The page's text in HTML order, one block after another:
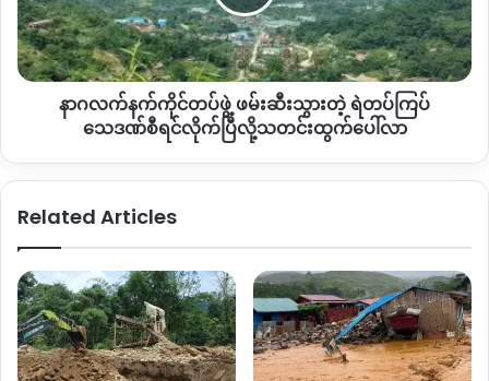
ပြီးခဲ့တဲ့ ဇူလိုင်လကုန်ပိုင်းက နမ့်ဖတ်ကာမှာရှိတဲ့ မူလတန်းကျောင်း
တစ်ကျောင်းကိုTNLAမှ ကျောင်းပိတ်ဖို့ စာပို့ထားတာရှိသလို ဇွန်လ
ကလည်း ကျေးရွာအတွင်း စားသင်ကျောင်း ၄ ကျောင်းခန့်ကို ကချင်
လွတ်လပ်ရေးတပ်မတော် KIA မှ ကျောင်းပိတ်ရန် စာပို့ခဲ့တာတွေရှိခဲ့
ပါတယ်။
ဒါကြောင့်လည်း စစ်ကောင်စီဘက်မှ ကျေးရွာအတွင်း
စာသင်ကျောင်းတွေကို ပိတ်ဆို့မယ်ဖြစ်ကြောင်း တုံ့ပြန်ပြောဆိုလာ
တာဖြစ်တယ်လို့ ဒေသခံတွေပြောပါတယ်။
နမ့်ဖတ်ကာကျေးရွာမှာ တိုက်ပွဲရှိရှိ၊ မရှိရှိ စစ်ကောင်စီတပ်မှ ပုံမှန်
လက်နက်ကြီးရမ်းတမ်းပစ်ခတ်နေတဲ့အတွက် ထွက်ပြေးစရာနေရာမ
ရှိတဲ့ ဒေသခံပြည်သူတွေဟာ အချိန်ပြည့်စိုးရိမ်ကြောက်ရွံ့လျက်သာ
တဲ့
ရဲ
တပ်ကြပ်
သေဒဏ်
ပေါ်လာ
နာဂလက်နက်ကိုင်တပ်ဖွဲ့ ဖမ်းဆီးသွားတဲ့ ရဲတပ်ကြပ်
သေဒဏ်စီရင်လိုက်ပြီလို့သတင်းထွက်ပေါ်လာ
Related Articles